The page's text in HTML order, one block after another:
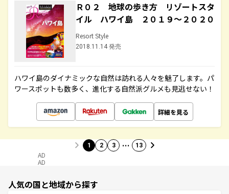
Ｒ０２ 地球の歩き方 リゾートスタ
イル ハワイ島 ２０１９～２０２０
Resort Style
2018.11.14 発売
ハワイ島のダイナミックな自然は訪れる人々を魅了します。パ
ワースポットも数多く、進化する自然派グルメも見逃せない！
詳細を見る
1 2 3 … 13
AD
AD
人気の国と地域から探す